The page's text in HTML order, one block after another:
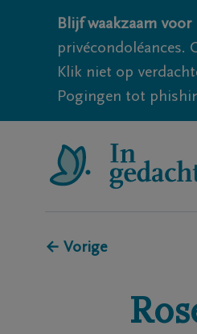
Blijf waakzaam
privécondoléances.
Klik niet op
Pogingen tot
← Vorige